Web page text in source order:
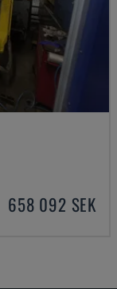
658 092 SEK